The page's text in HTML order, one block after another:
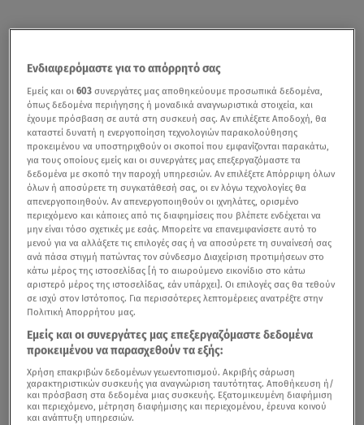
Ενδιαφερόμαστε για το απόρρητό σας
Εμείς και οι603 συνεργάτες μας αποθηκεύουμε προσωπικά δεδομένα,
όπως δεδομένα περιήγησης ή μοναδικά αναγνωριστικά στοιχεία, και
έχουμε πρόσβαση σε αυτά στη συσκευή σας. Αν επιλέξετε Αποδοχή, θα
καταστεί δυνατή η ενεργοποίηση τεχνολογιών παρακολούθησης
προκειμένου να υποστηριχθούν οι σκοποί που εμφανίζονται παρακάτω,
για τους οποίους εμείς και οι συνεργάτες μας επεξεργαζόμαστε τα
δεδομένα με σκοπό την παροχή υπηρεσιών. Αν επιλέξετε Απόρριψη όλων
όλων ή αποσύρετε τη συγκατάθεσή σας, οι εν λόγω τεχνολογίες θα
απενεργοποιηθούν. Αν απενεργοποιηθούν οι ιχνηλάτες, ορισμένο
περιεχόμενο και κάποιες από τις διαφημίσεις που βλέπετε ενδέχεται να
μην είναι τόσο σχετικές με εσάς. Μπορείτε να επανεμφανίσετε αυτό το
μενού για να αλλάξετε τις επιλογές σας ή να αποσύρετε τη συναίνεσή σας
ανά πάσα στιγμή πατώντας τον σύνδεσμο Διαχείριση προτιμήσεων στο
κάτω μέρος της ιστοσελίδας [ή το αιωρούμενο εικονίδιο στο κάτω
αριστερό μέρος της ιστοσελίδας, εάν υπάρχει]. Οι επιλογές σας θα τεθούν
σε ισχύ στον Ιστότοπος. Για περισσότερες λεπτομέρειες ανατρέξτε στην
Πολιτική Απορρήτου μας.
Εμείς και οι συνεργάτες μας επεξεργαζόμαστε δεδομένα
προκειμένου να παρασχεθούν τα εξής:
Χρήση επακριβών δεδομένων γεωεντοπισμού. Ακριβής σάρωση
χαρακτηριστικών συσκευής για αναγνώριση ταυτότητας. Αποθήκευση ή/
και πρόσβαση στα δεδομένα μιας συσκευής. Εξατομικευμένη διαφήμιση
και περιεχόμενο, μέτρηση διαφήμισης και περιεχομένου, έρευνα κοινού
και ανάπτυξη υπηρεσιών.